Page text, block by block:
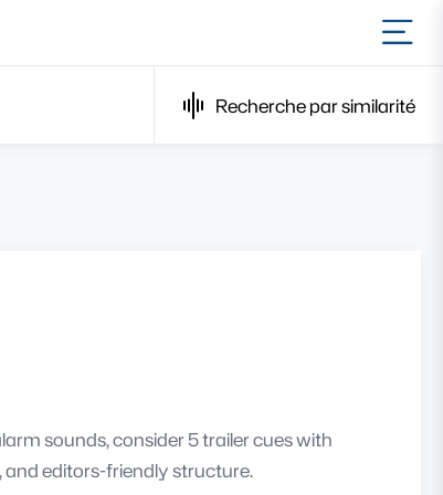
Recherche par similarité
sounds, consider 5 trailer cues with
and editors-friendly structure.